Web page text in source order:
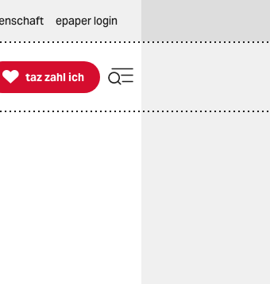
epaper login

taz zahl ich
taz zahl ich